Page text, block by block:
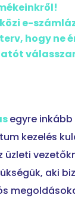
e-
hogy ne
egyre
kezelés
aki